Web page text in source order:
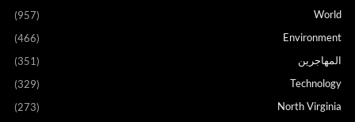
World
(957)
Environment
(466)
المهاجرين
(351)
Technology
(329)
North Virginia
(273)